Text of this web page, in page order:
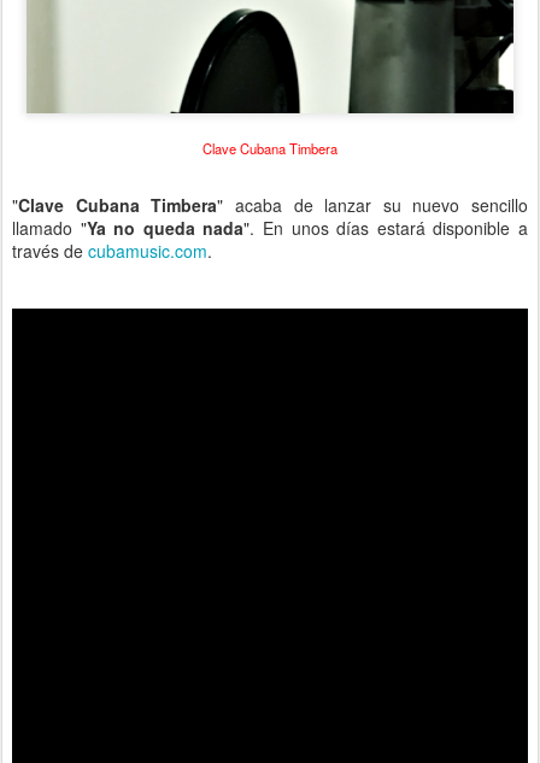
Clave Cubana Timbera
"Clave Cubana Timbera" acaba de lanzar su nuevo sencillo
llamado "Ya no queda nada". En unos días estará disponible a
través de cubamusic.com.